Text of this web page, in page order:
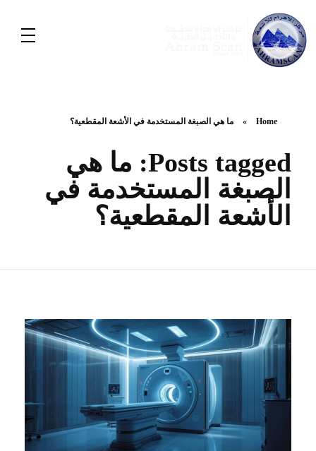
Home
» ما هي الصبغة المستخدمة في الأشعة المقطعية؟
Posts tagged: ما هي
الصبغة المستخدمة في
الأشعة المقطعية؟